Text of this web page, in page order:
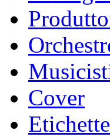
Cover
Etichette